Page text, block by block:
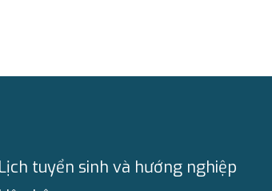
Lịch tuyển sinh và hướng nghiệp